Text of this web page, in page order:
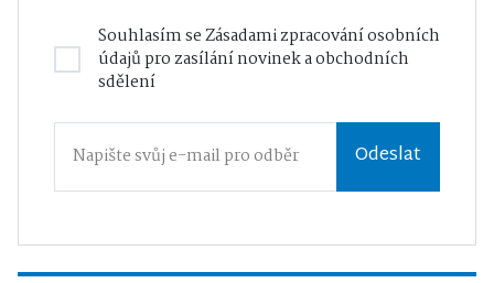
Souhlasím seZásadami zpracování osobních
údajůpro zasílání novinek a obchodních
sdělení
Odeslat